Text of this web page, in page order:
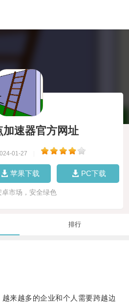
加速器官方网址
01-27
苹果下载 PC下载
卓市场，安全绿色
排行
越多的企业和个人需要跨越边